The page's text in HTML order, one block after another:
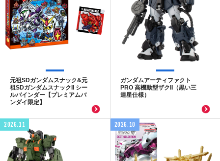
元祖SDガンダムスナック&元
祖SDガンダムスナックII シー
ルバインダー【プレミアムバ
ンダイ限定】
ガンダムアーティファクト
PRO 高機動型ザクII（黒い三
連星仕様）
2026.11 2026.10